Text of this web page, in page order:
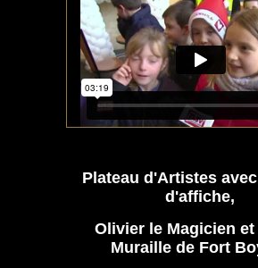
Plateau d'Artistes
d'affiche,
Olivier le Magicien et
Muraille de Fort